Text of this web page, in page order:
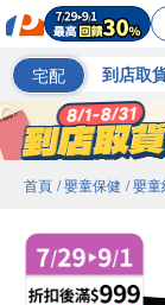
宅配 到店取
首頁 / 嬰童保健 / 嬰